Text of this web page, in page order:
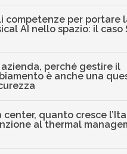
competenze per portare
AI nello spazio: il caso
azienda, perché gestire il
è anche una
center, quanto cresce
al thermal